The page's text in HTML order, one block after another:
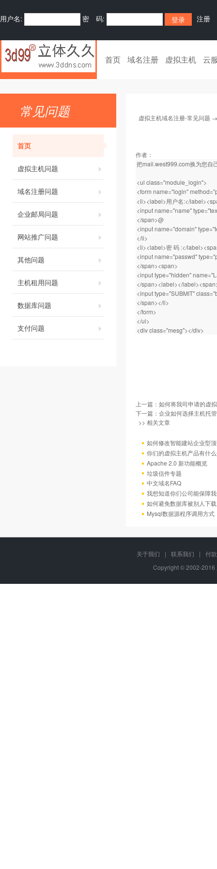
用户名: 密 码: 注册
首页 域名注册 虚拟主机 云
常见问题
首页
虚拟主机问题
域名注册问题
企业邮局问题
网站推广问题
其他问题
主机租用问题
数据库问题
支付问题
虚拟主机域名注册-常见问题
作者：
把mail.west999.com换为您自
<ul class="module_login">
<form name="login"
<li><label>用户名:</
<input name="name"
</span>@
<input name="domain"
</li>
<li><label>密 码 :</
<input name="passwd"
</span><span>
<input type="hidden"
</span><label></
<input type="SUBMIT"
</span></li>
</form>
</ul>
<div class="mesg"></div>
上一篇： 如何将我司申请的虚
下一篇： 企业如何选择主机托
>> 相关文章
如何修改智能建站企业型
你们的虚拟主机产品有什
Apache 2.0 新功能概览
垃圾信件专题
中文域名FAQ
我想知道你们公司能保障
如何避免数据库被别人下
Mysql数据源程序调用方
关于我们 | 联系我们 |
付
Copyright © 2002-